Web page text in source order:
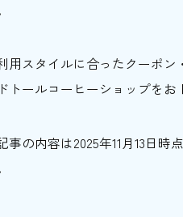
用スタイルに合ったクーポ
トールコーヒーショップを
の内容は2025年11月13日時